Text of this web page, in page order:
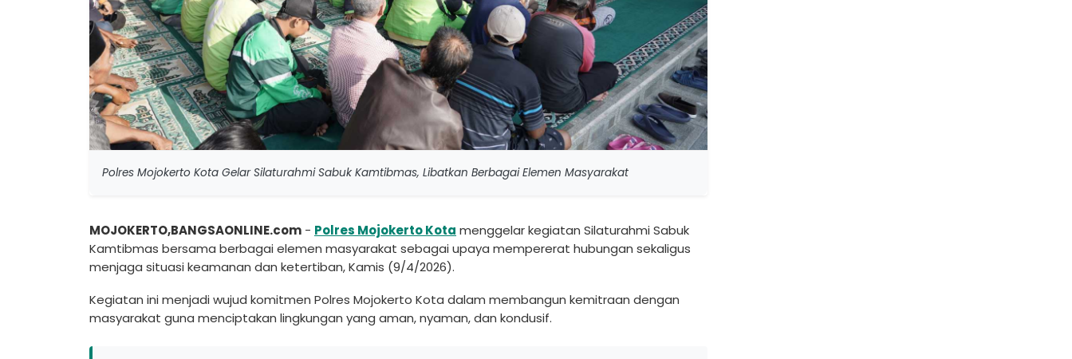
Polres Mojokerto Kota Gelar Silaturahmi Sabuk Kamtibmas, Libatkan Berbagai Elemen Masyarakat
MOJOKERTO,BANGSAONLINE.com - Polres Mojokerto Kota menggelar kegiatan Silaturahmi Sabuk
Kamtibmas bersama berbagai elemen masyarakat sebagai upaya mempererat hubungan sekaligus
menjaga situasi keamanan dan ketertiban, Kamis (9/4/2026).
Kegiatan ini menjadi wujud komitmen Polres Mojokerto Kota dalam membangun kemitraan dengan
masyarakat guna menciptakan lingkungan yang aman, nyaman, dan kondusif.